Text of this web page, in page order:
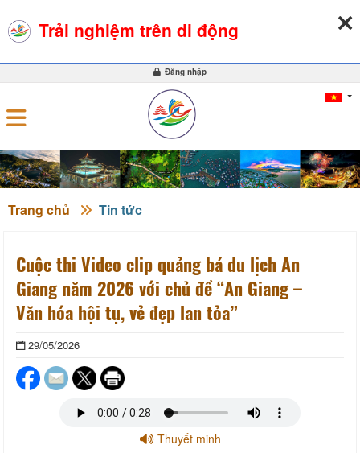
Đăng nhập
Trang chủ Tin tức
Cuộc thi Video clip quảng bá du lịch An
Giang năm 2026 với chủ đề “An Giang –
Văn hóa hội tụ, vẻ đẹp lan tỏa”
29/05/2026
Thuyết minh
Trải nghiệm trên di động